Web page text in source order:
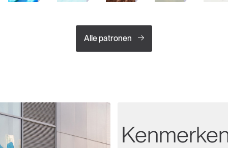
Alle patronen